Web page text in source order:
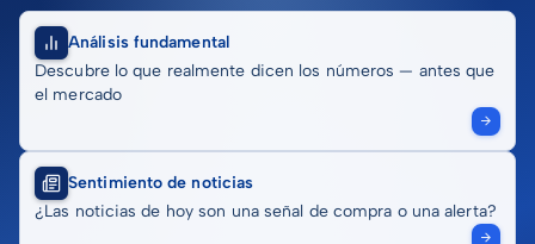
Análisis fundamental
Descubre lo que realmente dicen los números — antes que
el mercado
Sentimiento de noticias
¿Las noticias de hoy son una señal de compra o una alerta?